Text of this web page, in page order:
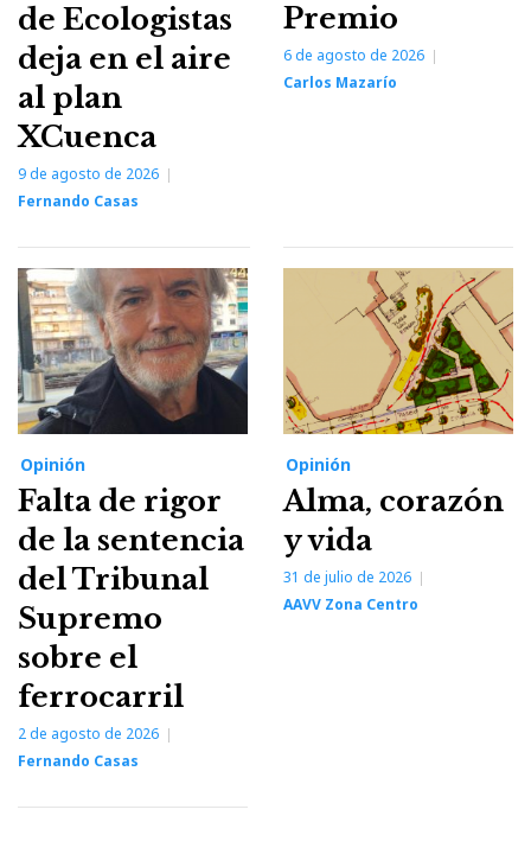
de Ecologistas
deja en el aire
al plan
XCuenca
9 de agosto de 2026
Fernando Casas
Premio
6 de agosto de 2026
Carlos Mazarío
Opinión
Falta de rigor
de la sentencia
del Tribunal
Supremo
sobre el
ferrocarril
2 de agosto de 2026
Fernando Casas
Opinión
Alma, corazón
y vida
31 de julio de 2026
AAVV Zona Centro